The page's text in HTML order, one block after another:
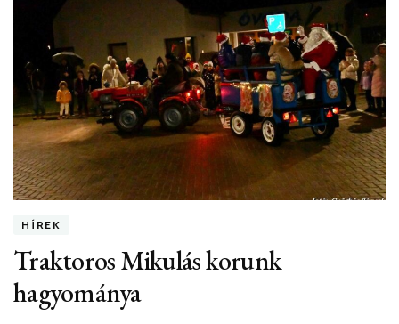
HÍREK
Traktoros Mikulás korunk
hagyománya